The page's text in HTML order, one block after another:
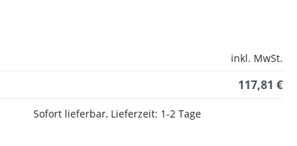
inkl. MwSt.
117,81 €
Sofort lieferbar, Lieferzeit: 1-2 Tage